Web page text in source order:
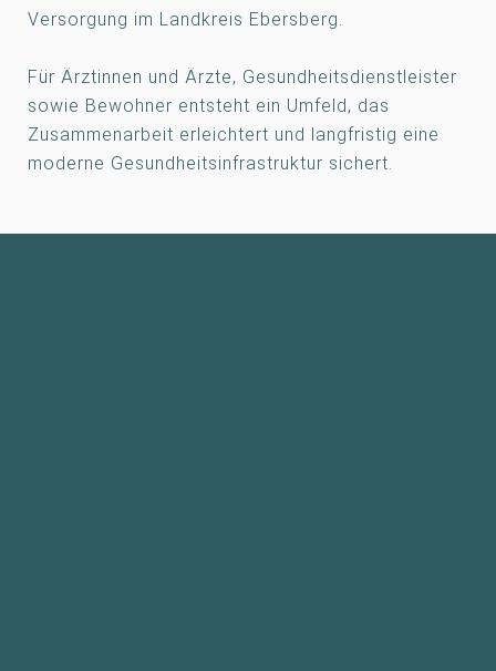
Versorgung im Landkreis Ebersberg.
Für Ärztinnen und Ärzte, Gesundheitsdienstleister
sowie Bewohner entsteht ein Umfeld, das
Zusammenarbeit erleichtert und langfristig eine
moderne Gesundheitsinfrastruktur sichert.